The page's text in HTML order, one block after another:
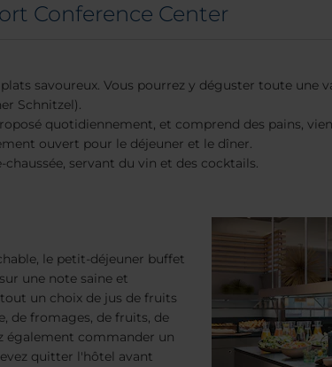
Conference Center
savoureux. Vous pourrez y déguster toute une
Schnitzel).
quotidiennement, et comprend des pains,
ouvert pour le déjeuner et le dîner.
servant du vin et des cocktails.
le petit-déjeuner buffet
une note saine et
un choix de jus de fruits
de fromages, de fruits, de
également commander un
quitter l'hôtel avant